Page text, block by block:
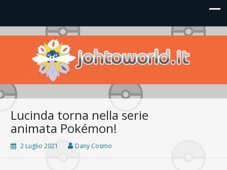
Johto World
Le novità più frizzanti dall'universo Pokémon e Nintendo
Lucinda torna nella serie
animata Pokémon!
2 Luglio 2021 Dany Cosmo